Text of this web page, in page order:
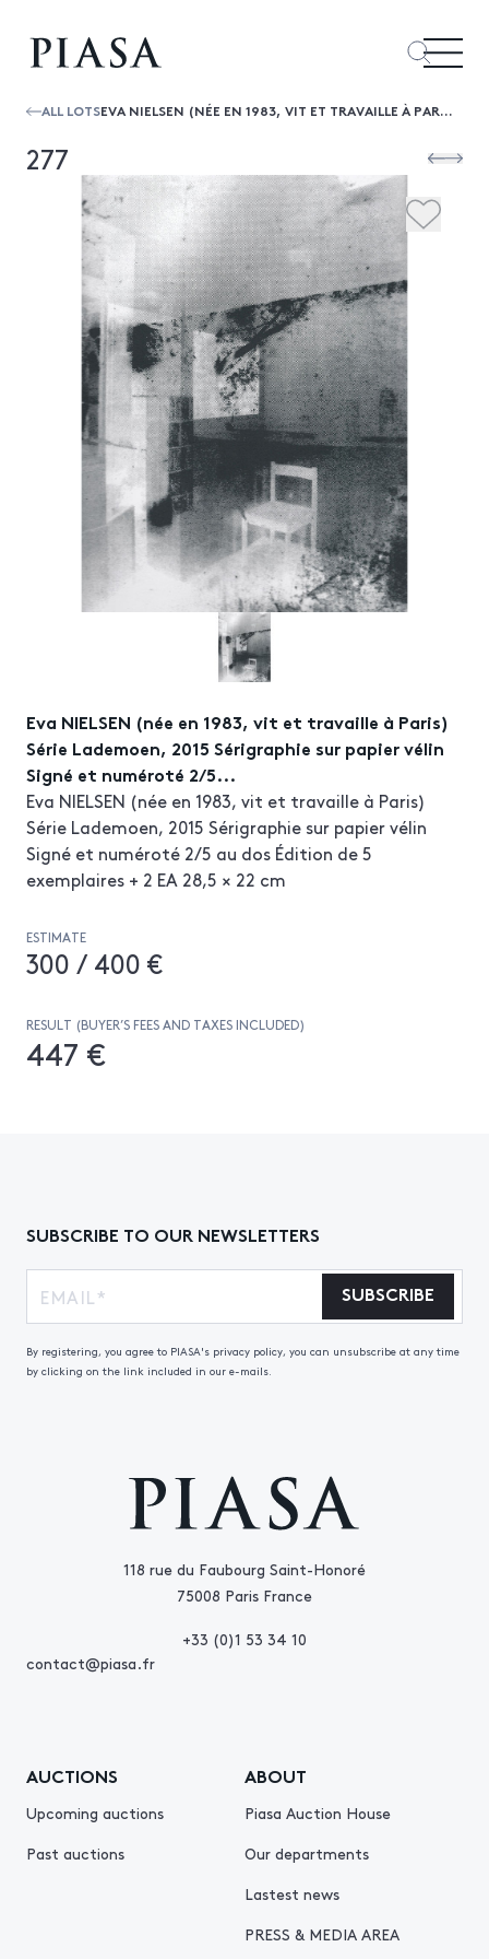
ALL LOTS EVA NIELSEN (NÉE EN 1983, VIT ET TRAVAILLE À PARIS) SÉRIE LADEMOEN, 2015 SÉRIGRAPHIE SUR PAPIER VÉLIN SIGNÉ ET NUMÉROTÉ 2/5...
277
Eva NIELSEN (née en 1983, vit et travaille à Paris)
Série Lademoen, 2015 Sérigraphie sur papier vélin
Signé et numéroté 2/5...
Eva NIELSEN (née en 1983, vit et travaille à Paris)
Série Lademoen, 2015 Sérigraphie sur papier vélin
Signé et numéroté 2/5 au dos Édition de 5
exemplaires + 2 EA 28,5 × 22 cm
ESTIMATE
300 / 400 €
RESULT (BUYER’S FEES AND TAXES INCLUDED)
447 €
118 rue du Faubourg Saint-Honoré
75008 Paris France
+33 (0)1 53 34 10
contact@piasa.fr
AUCTIONS
Upcoming auctions
Past auctions
ABOUT
Piasa Auction House
Our departments
Lastest news
PRESS & MEDIA AREA
SUBSCRIBE TO OUR NEWSLETTERS
SUBSCRIBE
By registering, you agree to PIASA's privacy policy, you can unsubscribe at any time
by clicking on the link included in our e-mails.